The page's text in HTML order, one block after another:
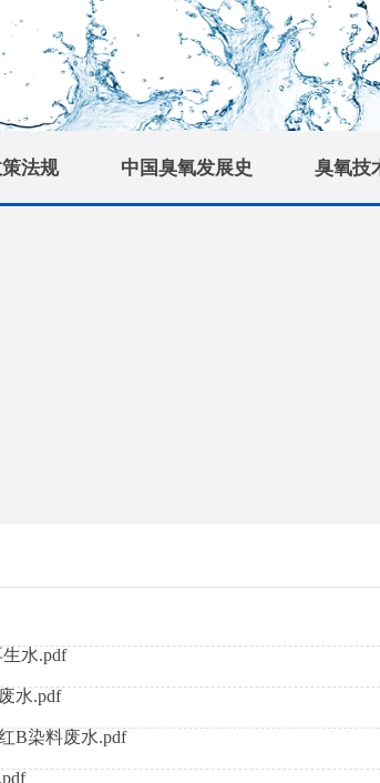
法规 中国臭氧发展史 臭氧技
水.pdf
水.pdf
B染料废水.pdf